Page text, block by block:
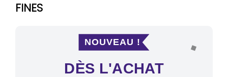
FINES
NOUVEAU !
DÈS L'ACHAT